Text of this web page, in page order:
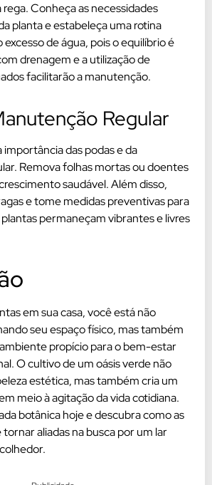
Conheça as necessidades
planta e estabeleça uma rotina
de água, pois o equilíbrio é
drenagem e a utilização de
facilitarão a manutenção.
Regular
importância das podas e da
Remova folhas mortas ou doentes
saudável. Além disso,
e tome medidas preventivas para
permaneçam vibrantes e livres
em sua casa, você está não
seu espaço físico, mas também
propício para o bem-estar
O cultivo de um oásis verde não
estética, mas também cria um
meio à agitação da vida cotidiana.
botânica hoje e descubra como as
aliadas na busca por um lar